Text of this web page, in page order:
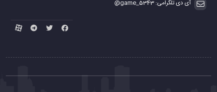
آی دی تلگرامی: game_5343@